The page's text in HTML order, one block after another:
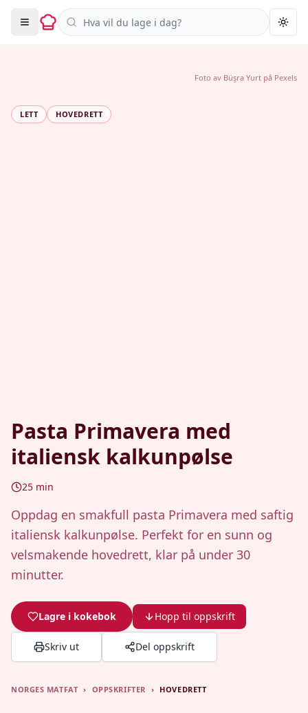
Søk i oppskrifter
LETT HOVEDRETT
Pasta Primavera med
italiensk kalkunpølse
25 min
Oppdag en smakfull pasta Primavera med saftig
italiensk kalkunpølse. Perfekt for en sunn og
velsmakende hovedrett, klar på under 30
minutter.
Lagre i kokebok Hopp til oppskrift
Skriv ut Del oppskrift
Foto av Büşra Yurt på Pexels
NORGES MATFAT › OPPSKRIFTER › HOVEDRETT